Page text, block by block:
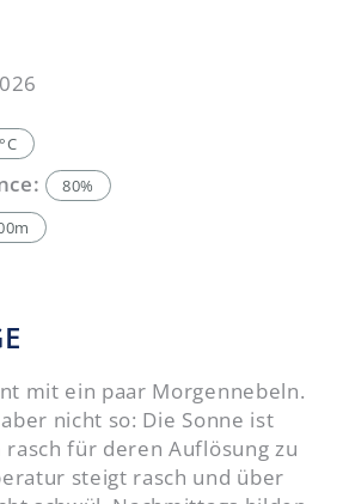
80%
mit ein paar Morgennebeln.
nicht so: Die Sonne ist
für deren Auflösung zu
steigt rasch und über